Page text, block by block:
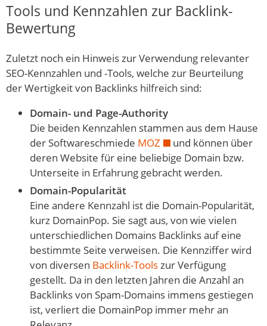
Tools und Kennzahlen zur Backlink-
Bewertung
Zuletzt noch ein Hinweis zur Verwendung relevanter
SEO-Kennzahlen und -Tools, welche zur Beurteilung
der Wertigkeit von Backlinks hilfreich sind:
Domain- und Page-Authority
Die beiden Kennzahlen stammen aus dem Hause
der Softwareschmiede MOZ
und können über
deren Website für eine beliebige Domain bzw.
Unterseite in Erfahrung gebracht werden.
Domain-Popularität
Eine andere Kennzahl ist die Domain-Popularität,
kurz DomainPop. Sie sagt aus, von wie vielen
unterschiedlichen Domains Backlinks auf eine
bestimmte Seite verweisen. Die Kennziffer wird
von diversen Backlink-Toolszur Verfügung
gestellt. Da in den letzten Jahren die Anzahl an
Backlinks von Spam-Domains immens gestiegen
ist, verliert die DomainPop immer mehr an